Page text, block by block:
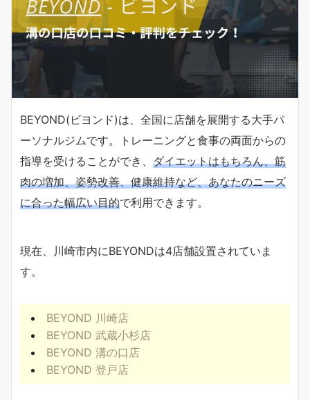
BEYOND(ビヨンド)は、全国に店舗を展開する大手パ
ーソナルジムです。トレーニングと食事の両面からの
指導を受けることができ、 ダイエットはもちろん、筋
肉の増加、姿勢改善、健康維持など、あなたのニーズ
に合った幅広い目的で利用できます。
現在、川崎市内にBEYONDは4店舗設置されていま
す。
BEYOND 川崎店
BEYOND 武蔵小杉店
BEYOND 溝の口店
BEYOND 登戸店